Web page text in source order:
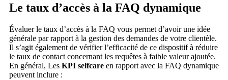
Le taux d’accès à la FAQ dynamique
Évaluer le taux d’accès à la FAQ vous permet d’avoir une idée
générale par rapport à la gestion des demandes de votre clientèle.
Il s’agit également de vérifier l’efficacité de ce dispositif à réduire
le taux de contact concernant les requêtes à faible valeur ajoutée.
En général, Les KPI selfcare en rapport avec la FAQ dynamique
peuvent inclure :